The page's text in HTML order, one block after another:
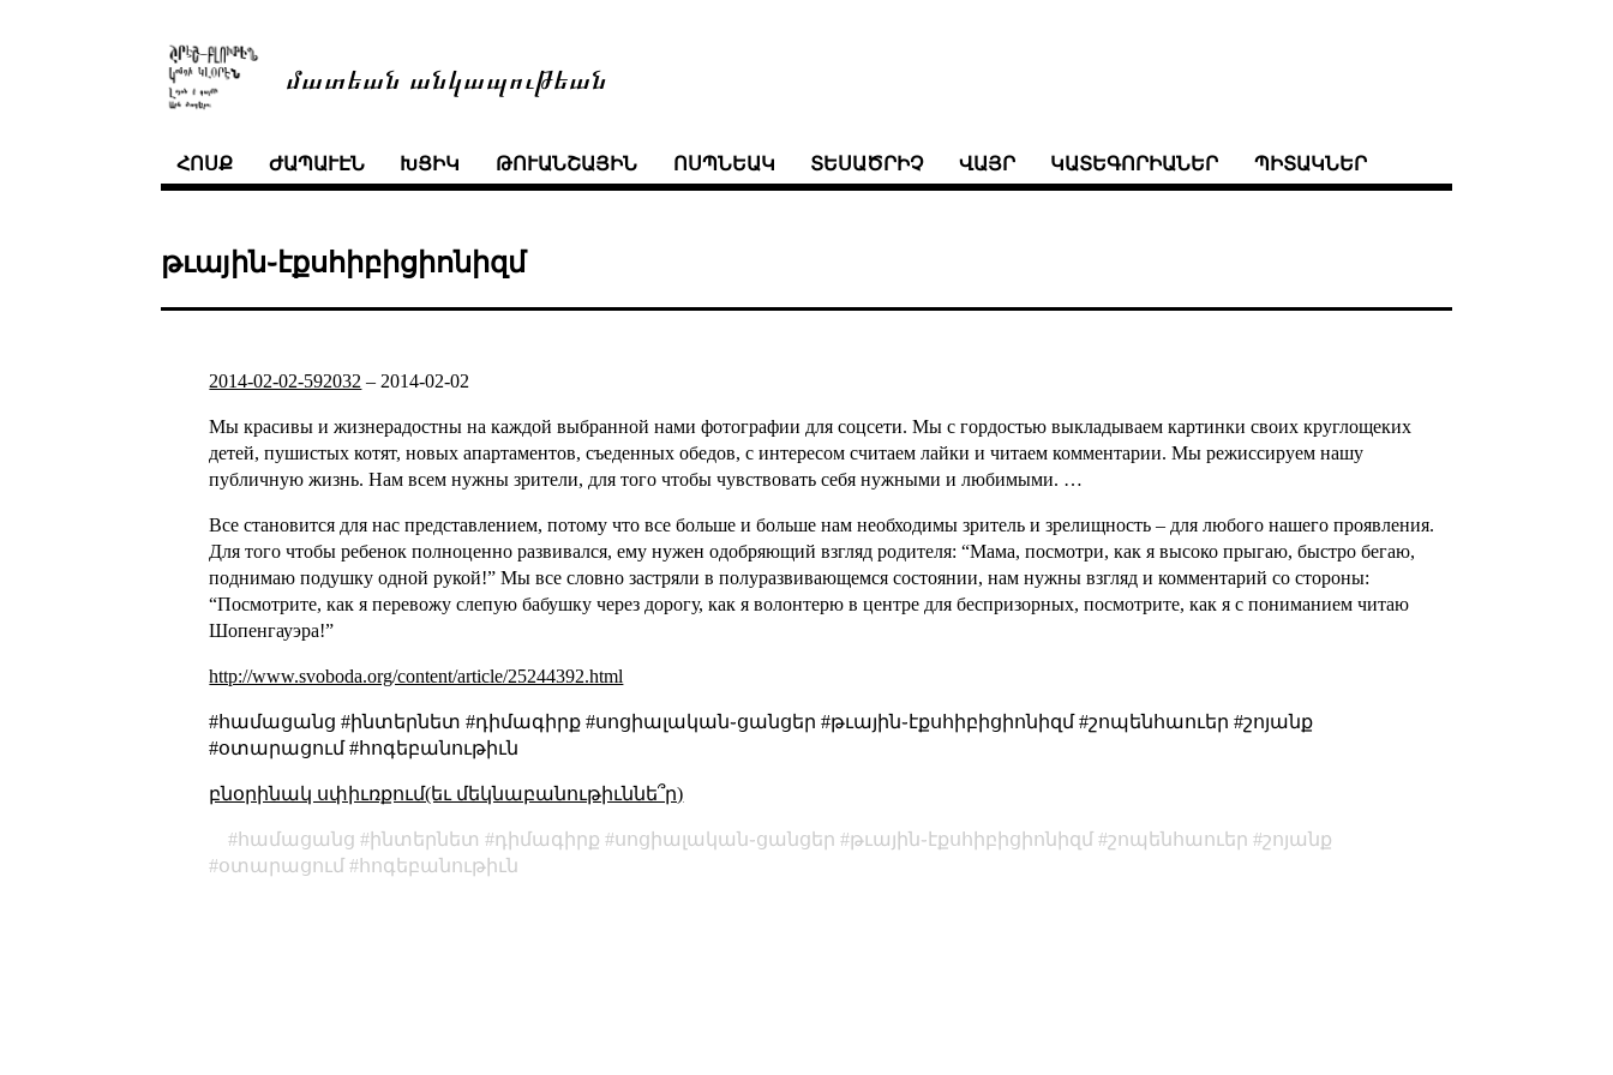
մատեան անկապութեան
ՀՈՍՔ ԺԱՊԱՒԷՆ ԽՑԻԿ ԹՈՒԱՆՇԱՅԻՆ ՈՍՊՆԵԱԿ ՏԵՍԱԾՐԻՉ ՎԱՅՐ ԿԱՏԵԳՈՐԻԱՆԵՐ ՊԻՏԱԿՆԵՐ
թւային֊էքսհիբիցիոնիզմ
2014-02-02-592032 – 2014-02-02
Мы красивы и жизнерадостны на каждой выбранной нами фотографии для соцсети. Мы с гордостью выкладываем картинки своих круглощеких
детей, пушистых котят, новых апартаментов, съеденных обедов, с интересом считаем лайки и читаем комментарии. Мы режиссируем нашу
публичную жизнь. Нам всем нужны зрители, для того чтобы чувствовать себя нужными и любимыми. …
Все становится для нас представлением, потому что все больше и больше нам необходимы зритель и зрелищность – для любого нашего проявления.
Для того чтобы ребенок полноценно развивался, ему нужен одобряющий взгляд родителя: “Мама, посмотри, как я высоко прыгаю, быстро бегаю,
поднимаю подушку одной рукой!” Мы все словно застряли в полуразвивающемся состоянии, нам нужны взгляд и комментарий со стороны:
“Посмотрите, как я перевожу слепую бабушку через дорогу, как я волонтерю в центре для беспризорных, посмотрите, как я с пониманием читаю
Шопенгауэра!”
http://www.svoboda.org/content/article/25244392.html
#համացանց #ինտերնետ #դիմագիրք #սոցիալական֊ցանցեր #թւային֊էքսհիբիցիոնիզմ #շոպենհաուեր #շոյանք
#օտարացում #հոգեբանութիւն
բնօրինակ սփիւռքում(եւ մեկնաբանութիւննե՞ր)
համացանց ինտերնետ դիմագիրք սոցիալական֊ցանցեր թւային֊էքսհիբիցիոնիզմ շոպենհաուեր
շոյանք
օտարացում
հոգեբանութիւն